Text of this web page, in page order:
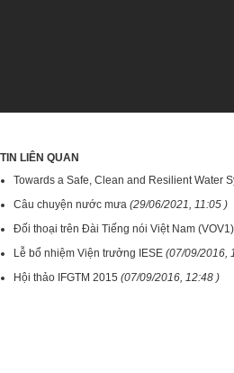
TIN LIÊN QUAN
Towards a Safe, Clean and Resilient Water
Câu chuyện nước mưa (29/06/2021, 11:05 )
Đối thoại trên Đài Tiếng nói Việt Nam (VOV1)
Lễ bổ nhiệm Viện trưởng IESE (07/09/2016,
Hội thảo IFGTM 2015 (07/09/2016, 12:48 )